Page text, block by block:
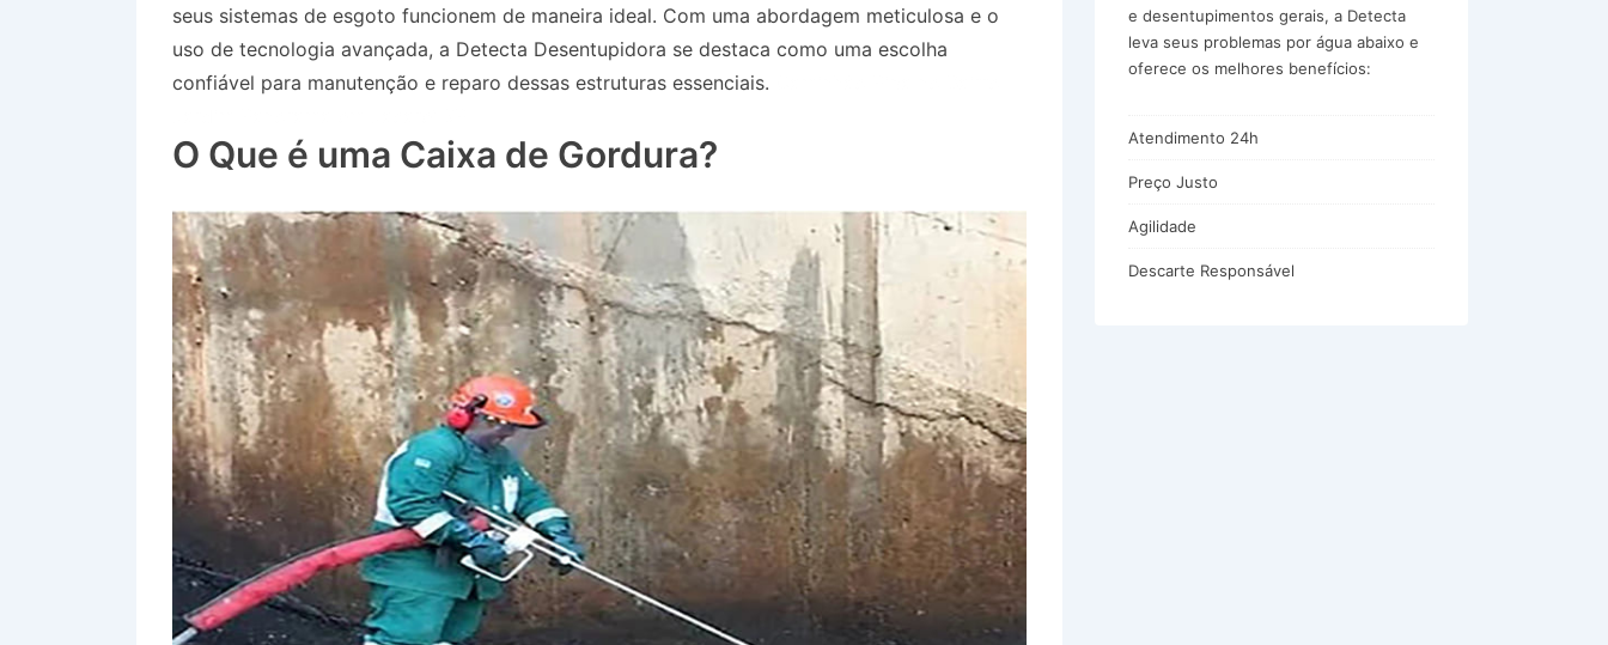
seus sistemas de esgoto funcionem de maneira ideal. Com uma abordagem meticulosa e o
uso de tecnologia avançada, a Detecta Desentupidora se destaca como uma escolha
confiável para manutenção e reparo dessas estruturas essenciais.
O Que é uma Caixa de Gordura?
e desentupimentos gerais, a Detecta
leva seus problemas por água abaixo e
oferece os melhores benefícios:
Atendimento 24h
Preço Justo
Agilidade
Descarte Responsável